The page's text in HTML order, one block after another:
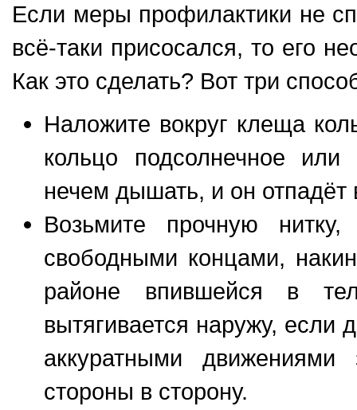
Если меры профилактики не
всё-таки присосался, то его
Как это сделать? Вот три
Наложите вокруг клеща
кольцо подсолнечное
нечем дышать, и он отпадёт
Возьмите прочную
свободными концами,
районе впившейся в
вытягивается наружу, если
аккуратными движениями
стороны в сторону.